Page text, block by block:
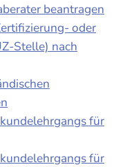
beantragen
oder
Stelle) nach
für
für